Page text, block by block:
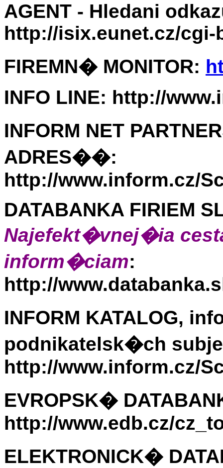
AGENT - Hledani
http://isix.eunet.cz/
FIREMN� MONITOR:
INFO LINE: http://
INFORM NET
ADRES��:
http://www.inform.cz/
DATABANKA FIRIEM
Najefekt�vnej�ia
inform�ciam:
http://
INFORM KATALOG,
podnikatelsk�ch
http://www.inform.cz/
EVROPSK�
http://www.edb.cz/
ELEKTRONICK�